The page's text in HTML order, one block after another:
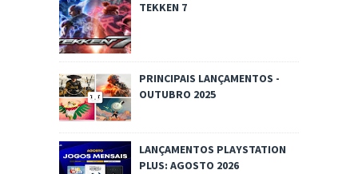
TEKKEN 7
PRINCIPAIS LANÇAMENTOS -
OUTUBRO 2025
LANÇAMENTOS PLAYSTATION
PLUS: AGOSTO 2026